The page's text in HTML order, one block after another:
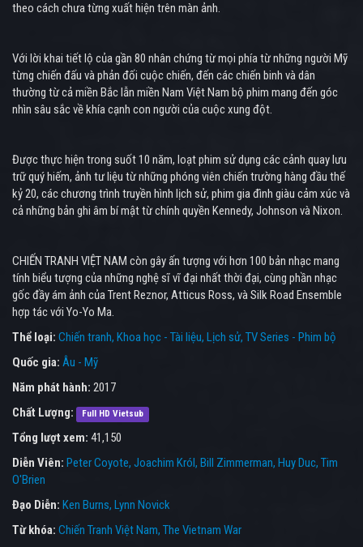
theo cách chưa từng xuất hiện trên màn ảnh.
Với lời khai tiết lộ của gần 80 nhân chứng từ mọi phía từ những người Mỹ
từng chiến đấu và phản đối cuộc chiến, đến các chiến binh và dân
thường từ cả miền Bắc lẫn miền Nam Việt Nam bộ phim mang đến góc
nhìn sâu sắc về khía cạnh con người của cuộc xung đột.
Được thực hiện trong suốt 10 năm, loạt phim sử dụng các cảnh quay lưu
trữ quý hiếm, ảnh tư liệu từ những phóng viên chiến trường hàng đầu thế
kỷ 20, các chương trình truyền hình lịch sử, phim gia đình giàu cảm xúc và
cả những bản ghi âm bí mật từ chính quyền Kennedy, Johnson và Nixon.
CHIẾN TRANH VIỆT NAM còn gây ấn tượng với hơn 100 bản nhạc mang
tính biểu tượng của những nghệ sĩ vĩ đại nhất thời đại, cùng phần nhạc
gốc đầy ám ảnh của Trent Reznor, Atticus Ross, và Silk Road Ensemble
hợp tác với Yo-Yo Ma.
Thể loại: Chiến tranh Khoa học - Tài liệu Lịch sử TV Series - Phim bộ
Quốc gia: Âu - Mỹ
Năm phát hành: 2017
Chất Lượng:
Full HD Vietsub
Tổng lượt xem: 41,150
Diễn Viên: Peter Coyote Joachim Król Bill Zimmerman Huy Duc Tim
O'Brien
Đạo Diễn: Ken Burns Lynn Novick
Từ khóa: Chiến Tranh Việt Nam, The Vietnam War